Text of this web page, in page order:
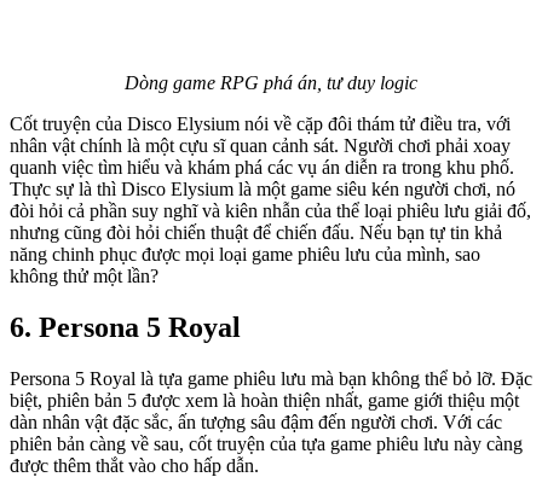
Dòng game RPG phá án, tư duy logic
Cốt truyện của Disco Elysium nói về cặp đôi thám tử điều tra, với
nhân vật chính là một cựu sĩ quan cảnh sát. Người chơi phải xoay
quanh việc tìm hiểu và khám phá các vụ án diễn ra trong khu phố.
Thực sự là thì Disco Elysium là một game siêu kén người chơi, nó
đòi hỏi cả phần suy nghĩ và kiên nhẫn của thể loại phiêu lưu giải đố,
nhưng cũng đòi hỏi chiến thuật để chiến đấu. Nếu bạn tự tin khả
năng chinh phục được mọi loại game phiêu lưu của mình, sao
không thử một lần?
6. Persona 5 Royal
Persona 5 Royal là tựa game phiêu lưu mà bạn không thể bỏ lỡ. Đặc
biệt, phiên bản 5 được xem là hoàn thiện nhất, game giới thiệu một
dàn nhân vật đặc sắc, ấn tượng sâu đậm đến người chơi. Với các
phiên bản càng về sau, cốt truyện của tựa game phiêu lưu này càng
được thêm thắt vào cho hấp dẫn.